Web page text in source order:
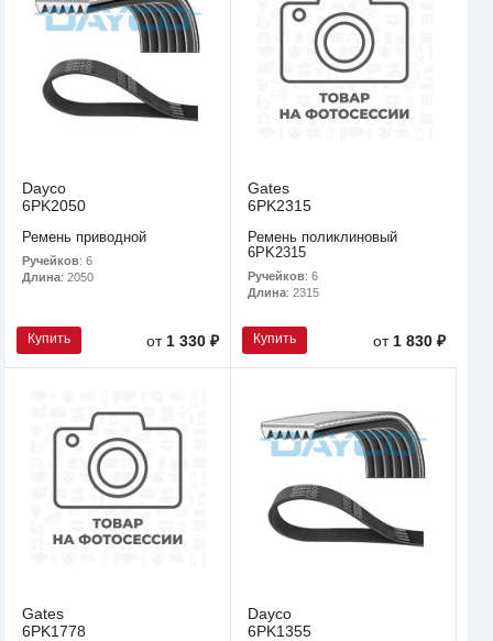
Dayco
6PK2050
Ремень приводной
Ручейков: 6
Длина: 2050
Купить от1 330 ₽
Gates
6PK2315
Ремень поликлиновый
6PK2315
Ручейков: 6
Длина: 2315
Купить от1 830 ₽
Gates
6PK1778
Dayco
6PK1355